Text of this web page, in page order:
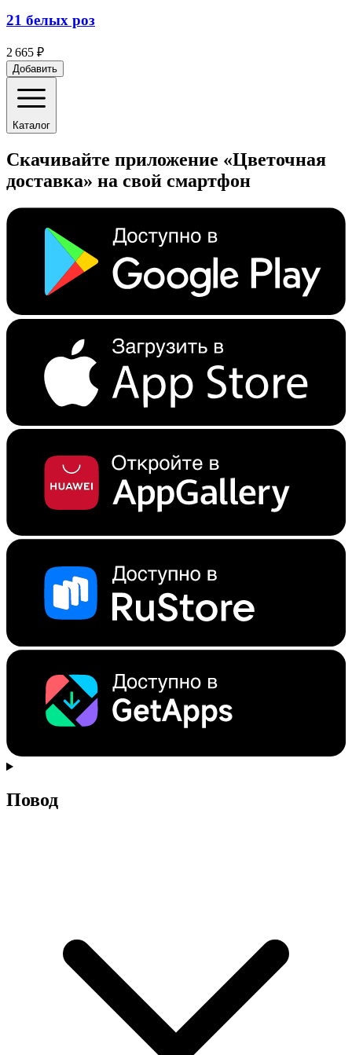
21 белых роз
2 665 ₽
Добавить
Каталог
Скачивайте приложение «Цветочная
доставка» на свой смартфон
Повод